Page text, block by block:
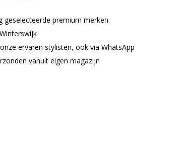
geselecteerde premium merken
ervaren stylisten, ook via WhatsApp
vanuit eigen magazijn